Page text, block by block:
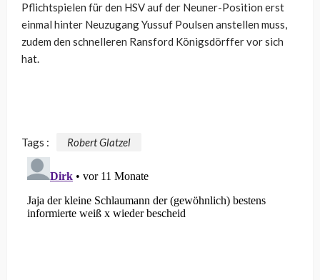
Pflichtspielen für den HSV auf der Neuner-Position erst
einmal hinter Neuzugang Yussuf Poulsen anstellen muss,
zudem den schnelleren Ransford Königsdörffer vor sich
hat.
Tags : Robert Glatzel